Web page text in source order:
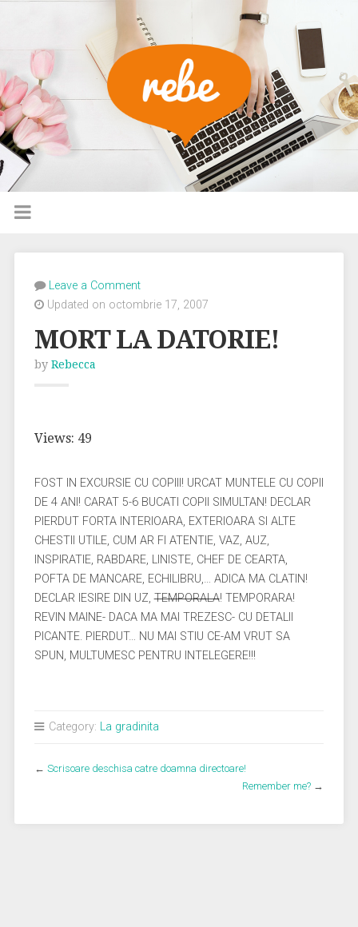
Leave a Comment
Updated on octombrie 17, 2007
MORT LA DATORIE!
by Rebecca
Views: 49
FOST IN EXCURSIE CU COPIII! URCAT MUNTELE CU COPII
DE 4 ANI! CARAT 5-6 BUCATI COPII SIMULTAN! DECLAR
PIERDUT FORTA INTERIOARA, EXTERIOARA SI ALTE
CHESTII UTILE, CUM AR FI ATENTIE, VAZ, AUZ,
INSPIRATIE, RABDARE, LINISTE, CHEF DE CEARTA,
POFTA DE MANCARE, ECHILIBRU,… ADICA MA CLATIN!
DECLAR IESIRE DIN UZ,TEMPORALA! TEMPORARA!
REVIN MAINE- DACA MA MAI TREZESC- CU DETALII
PICANTE. PIERDUT… NU MAI STIU CE-AM VRUT SA
SPUN, MULTUMESC PENTRU INTELEGERE!!!
Category: La gradinita
← Scrisoare deschisa catre doamna directoare!
Remember me? →